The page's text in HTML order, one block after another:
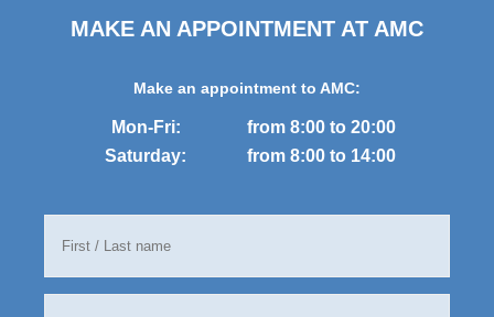
MAKE AN APPOINTMENT AT AMC
Make an appointment to AMC:
Mon-Fri:
from 8:00 to 20:00
Saturday:
from 8:00 to 14:00